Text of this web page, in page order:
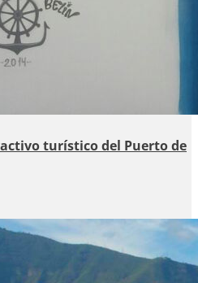
turístico del Puerto de